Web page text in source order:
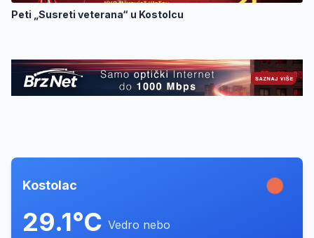
Peti „Susreti veterana“ u Kostolcu
Kostolac
29.1°C Vedro nebo